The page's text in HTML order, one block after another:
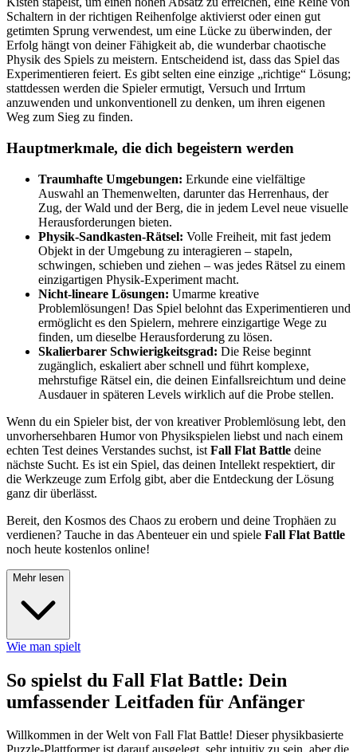
Schaltern in der richtigen Reihenfolge aktivierst oder einen gut
getimten Sprung verwendest, um eine Lücke zu überwinden, der
Erfolg hängt von deiner Fähigkeit ab, die wunderbar chaotische
Physik des Spiels zu meistern. Entscheidend ist, dass das Spiel das
Experimentieren feiert. Es gibt selten eine einzige „richtige“ Lösung;
stattdessen werden die Spieler ermutigt, Versuch und Irrtum
anzuwenden und unkonventionell zu denken, um ihren eigenen
Weg zum Sieg zu finden.
Hauptmerkmale, die dich begeistern werden
Traumhafte Umgebungen: Erkunde eine vielfältige
Auswahl an Themenwelten, darunter das Herrenhaus, der
Zug, der Wald und der Berg, die in jedem Level neue visuelle
Herausforderungen bieten.
Physik-Sandkasten-Rätsel: Volle Freiheit, mit fast jedem
Objekt in der Umgebung zu interagieren – stapeln,
schwingen, schieben und ziehen – was jedes Rätsel zu einem
einzigartigen Physik-Experiment macht.
Nicht-lineare Lösungen: Umarme kreative
Problemlösungen! Das Spiel belohnt das Experimentieren und
ermöglicht es den Spielern, mehrere einzigartige Wege zu
finden, um dieselbe Herausforderung zu lösen.
Skalierbarer Schwierigkeitsgrad: Die Reise beginnt
zugänglich, eskaliert aber schnell und führt komplexe,
mehrstufige Rätsel ein, die deinen Einfallsreichtum und deine
Ausdauer in späteren Levels wirklich auf die Probe stellen.
Wenn du ein Spieler bist, der von kreativer Problemlösung lebt, den
unvorhersehbaren Humor von Physikspielen liebst und nach einem
echten Test deines Verstandes suchst, ist Fall Flat Battle deine
nächste Sucht. Es ist ein Spiel, das deinen Intellekt respektiert, dir
die Werkzeuge zum Erfolg gibt, aber die Entdeckung der Lösung
ganz dir überlässt.
Bereit, den Kosmos des Chaos zu erobern und deine Trophäen zu
verdienen? Tauche in das Abenteuer ein und spiele Fall Flat Battle
noch heute kostenlos online!
Mehr lesen
Wie man spielt
So spielst du Fall Flat Battle: Dein
umfassender Leitfaden für Anfänger
Willkommen in der Welt von Fall Flat Battle! Dieser physikbasierte